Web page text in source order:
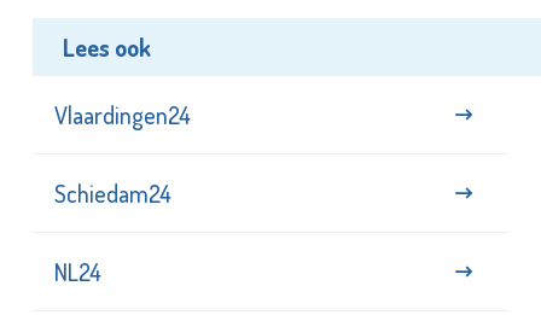
Lees ook
Vlaardingen24
Schiedam24
NL24